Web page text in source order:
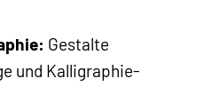
Gestalte
und Kalligraphie-